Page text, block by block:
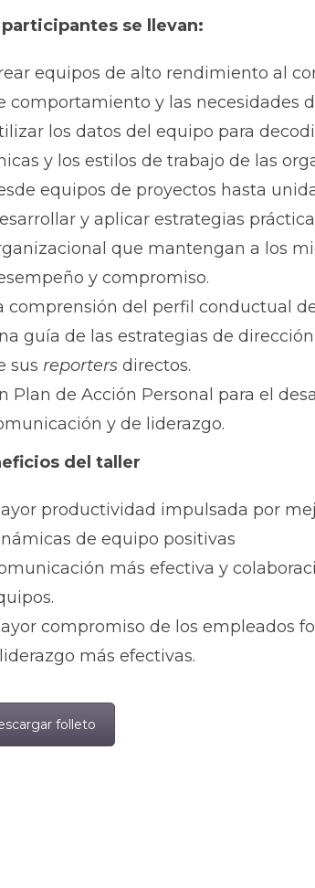
participantes se llevan:
equipos de alto rendimiento al
comportamiento y las necesidades
los datos del equipo para
y los estilos de trabajo de las
equipos de proyectos hasta
y aplicar estrategias
que mantengan a los
y compromiso.
comprensión del perfil conductual
guía de las estrategias de
sus reporters directos.
Plan de Acción Personal para el
y de liderazgo.
del taller
productividad impulsada por
de equipo positivas
más efectiva y
compromiso de los empleados
más efectivas.
folleto